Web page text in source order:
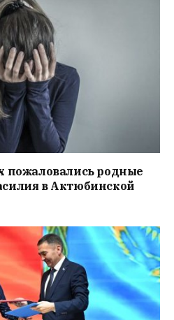
пожаловались родные
в Актюбинской